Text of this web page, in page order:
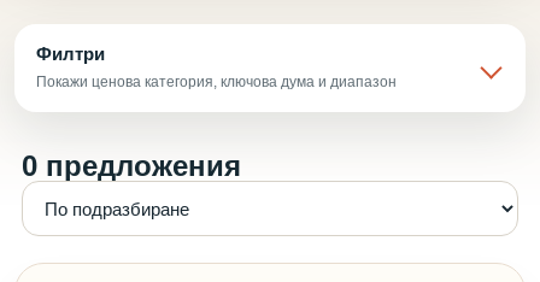
Филтри
Покажи ценова категория, ключова дума и диапазон
0 предложения